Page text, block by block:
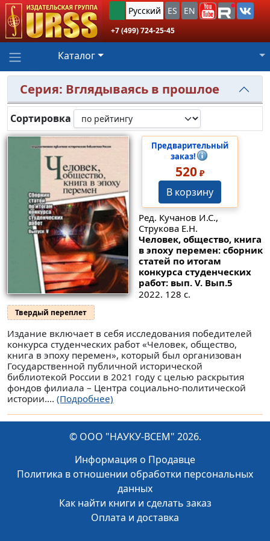
Русский ES EN
+7 (499) 724-25-45
Каталог
Серия: Вглядываясь в прошлое
Сортировка
Предварительный
заказ!
520₽
В корзину
Ред. Кучанов И.С.,
Струкова Е.Н.
Человек, общество, книга
в эпоху перемен: сборник
статей по итогам
конкурса студенческих
работ: вып. V. Вып.5
2022. 128 с.
Твердый переплет
Издание включает в себя исследования победителей
конкурса студенческих работ «Человек, общество,
книга в эпоху перемен», который был организован
Государственной публичной исторической
библиотекой России в 2021 году с целью раскрытия
фондов филиала – Центра социально-политической
истории.... (Подробнее)
© ООО "НАУКУ-ВСЕМ" 2026.
Информация о Продавце
Политика в отношении обработки персональных
данных
Как найти книги и сделать заказ
Оплата и доставка